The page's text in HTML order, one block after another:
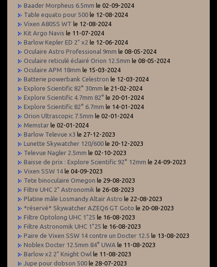
Baader Morpheus 6.5mm le 02-09-2024
Table equato pour 500 le 12-08-2024
Vixen A80SS WT le 12-08-2024
Kit Argo Navis le 11-07-2024
Barlow Kepler ED 2" x2 le 12-06-2024
Oculaire Astro Professional 9mm le 08-05-2024
Oculaire reticulé éclairé Orion 12.5mm le 08-05-2024
Oculaire APM 18mm le 15-03-2024
Batterie powerbank Celestron le 12-03-2024
Explore Scientific 82° 30mm le 21-02-2024
Explore Scientific 4.7mm 82° le 20-01-2024
Explore Scientific 82° 6.7mm le 14-01-2024
Orion Ultrascopic 7.5mm le 02-01-2024
Memstar le 02-01-2024
Barlow Televue x3 le 27-12-2023
Lunette Skywatcher 120/600 le 20-12-2023
Televue Nagler 2.5mm le 02-10-2023
Baisse de prix : Explore Scientific 92° 12mm le 24-09-2023
Vixen SSW 14 le 04-09-2023
Tete binoculaire Omegon le 29-08-2023
Filtre UHC 2" Astronomik le 26-08-2023
Platine mâle Losmandy Altair Astro le 22-08-2023
*réservé* Skywatcher AZEQ6 GT Goto le 20-08-2023
Filtre Optolong UHC 1"25 le 16-08-2023
Filtre Astronomik UHC 1"25 le 16-08-2023
Paire de Vixen SSW 14 contre un Docter 12.5 le 13-08-2023
Noblex Docter 12.5mm 84° UWA le 11-08-2023
Barlow x2 2" Knight Owl le 11-08-2023
Jupe pour dobson 500 le 28-07-2023